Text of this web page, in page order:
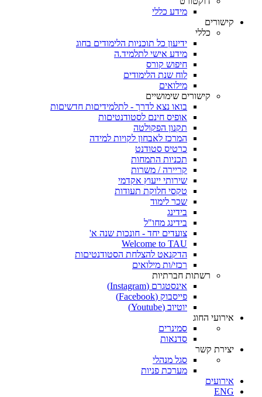
מידע כללי
קישורים
כללי
ידיעון כל תוכניות הלימודים בחוג
מידע אישי לתלמיד.ה
חיפוש קורס
לוח שנת הלימודים
מילואים
קישורים שימושיים
בואו נצא לדרך - לתלמידיםות חדשיםות
אופיס חינם לסטודנטיםות
תקנון הפקולטה
המרכז לאבחון לקויות למידה
כרטיס סטודנט
תכניות התמחות
קריירה / משרות
שירותי ייעוץ אקדמי
טקסי חלוקת תעודות
שכר לימוד
בידינג
בידינג מחו"ל
צועדים יחד - חונכות שנה א'
Welcome to TAU
הדקנאט להצלחת הסטודנטיםות
רכזי/ות מילואים
רשתות חברתיות
אינסטגרם (Instagram)
פייסבוק (Facebook)
יוטיוב (Youtube)
אירועי החוג
סמינרים
סדנאות
יצירת קשר
סגל מנהלי
מערכת פניות
אירועים
ENG